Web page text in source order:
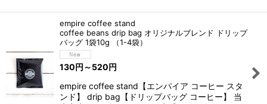
empire coffee stand
coffee beans drip bag オリジナルブレンド ドリップ
バッグ 1袋10g （1-4袋）
130円 ～520円
empire coffee stand【エンパイア コーヒー スタ
ンド】 drip bag【ドリップバッグ コーヒー】 当